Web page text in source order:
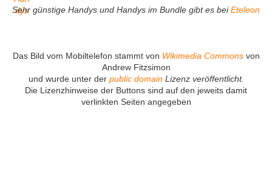
Sehr günstige Handys und Handys im Bundle gibt es beiEteleon
Das Bild vom Mobiltelefon stammt von Wikimedia Commonsvon
Andrew Fitzsimon
und wurde unter der public domainLizenz veröffentlicht.
Die Lizenzhinweise der Buttons sind auf den jeweits damit
verlinkten Seiten angegeben